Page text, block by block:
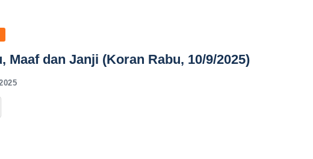
Maaf dan Janji (Koran Rabu, 10/9/2025)